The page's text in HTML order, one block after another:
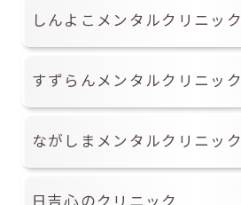
しんよこメンタルクリニック
すずらんメンタルクリニック
ながしまメンタルクリニック
日吉心のクリニック